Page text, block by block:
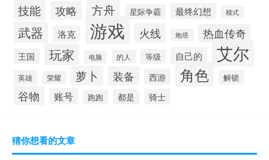
技能 攻略 方舟 星际争霸 最终幻想 模式
武器 洛克 游戏 火线 炮塔 热血传奇
王国 玩家 电脑 的人 等级 自己的 艾尔
英雄 荣耀 萝卜 装备 西游 角色 解锁
谷物 账号 跑跑 都是 骑士
猜你想看的文章